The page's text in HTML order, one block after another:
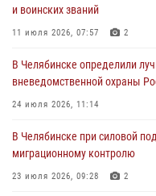
В Челябинской области
задержан подозреваемый в
и воинских званий
11 июля 2026, 07:57 2
В Челябинске определили
вневедомственной охраны
24 июля 2026, 11:14
В Челябинске при силовой
миграционному контролю
23 июля 2026, 09:28 2